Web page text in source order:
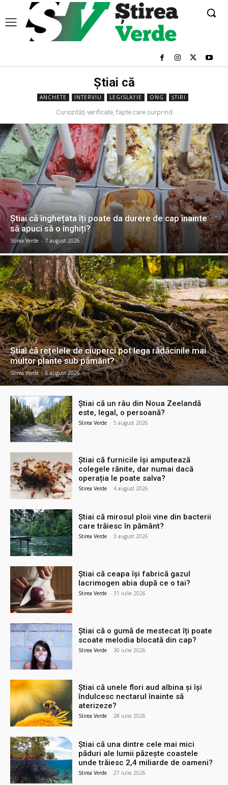
Știai că
ANCHETE INTERVIU LEGISLAȚIE ONG ȘTIRI
Curiozități verificate, fapte care surprind
Știai că înghețata îți poate da durere de cap înainte
să apuci să o înghiți?
Stirea Verde - 7 august 2026
Știai că rețelele de ciuperci pot lega rădăcinile mai
multor plante sub pământ?
Stirea Verde - 6 august 2026
Știai că un râu din Noua Zeelandă
este, legal, o persoană?
Stirea Verde - 5 august 2026
Știai că furnicile își amputează
colegele rănite, dar numai dacă
operația le poate salva?
Stirea Verde - 4 august 2026
Știai că mirosul ploii vine din bacterii
care trăiesc în pământ?
Stirea Verde - 3 august 2026
Știai că ceapa își fabrică gazul
lacrimogen abia după ce o tai?
Stirea Verde - 31 iulie 2026
Știai că o gumă de mestecat îți poate
scoate melodia blocată din cap?
Stirea Verde - 30 iulie 2026
Știai că unele flori aud albina și își
îndulcesc nectarul înainte să
aterizeze?
Stirea Verde - 28 iulie 2026
Știai că una dintre cele mai mici
păduri ale lumii păzește coastele
unde trăiesc 2,4 miliarde de oameni?
Stirea Verde - 27 iulie 2026